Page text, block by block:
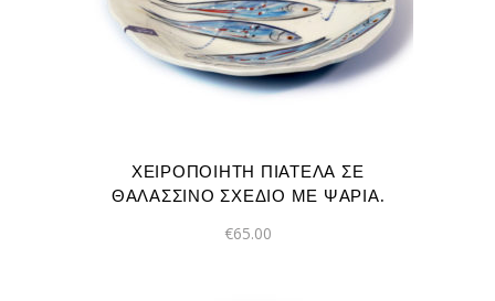
ΧΕΙΡΟΠΟΊΗΤΗ ΠΙΑΤΈΛΑ ΣΕ
ΘΑΛΑΣΣΙΝΌ ΣΧΈΔΙΟ ΜΕ ΨΆΡΙΑ.
€65.00